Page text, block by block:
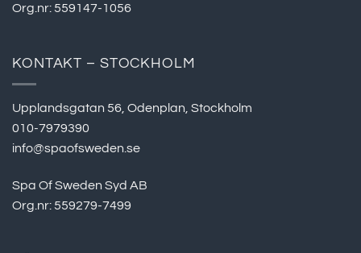
Org.nr: 559147-1056
KONTAKT – STOCKHOLM
Upplandsgatan 56, Odenplan, Stockholm
010-7979390
info@spaofsweden.se
Spa Of Sweden Syd AB
Org.nr: 559279-7499